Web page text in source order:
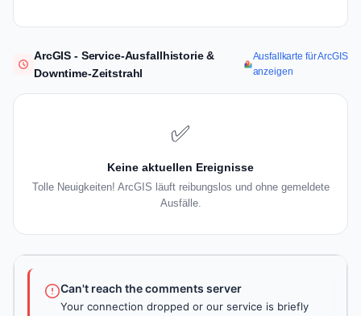
ArcGIS - Service-Ausfallhistorie &
Downtime-Zeitstrahl
Ausfallkarte für ArcGIS
anzeigen
✅
Keine aktuellen Ereignisse
Tolle Neuigkeiten! ArcGIS läuft reibungslos und ohne gemeldete
Ausfälle.
Can't reach the comments server
Your connection dropped or our service is briefly